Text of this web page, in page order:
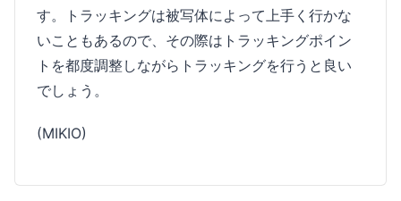
す。トラッキングは被写体によって上手く行かな
いこともあるので、その際はトラッキングポイン
トを都度調整しながらトラッキングを行うと良い
でしょう。
(MIKIO)